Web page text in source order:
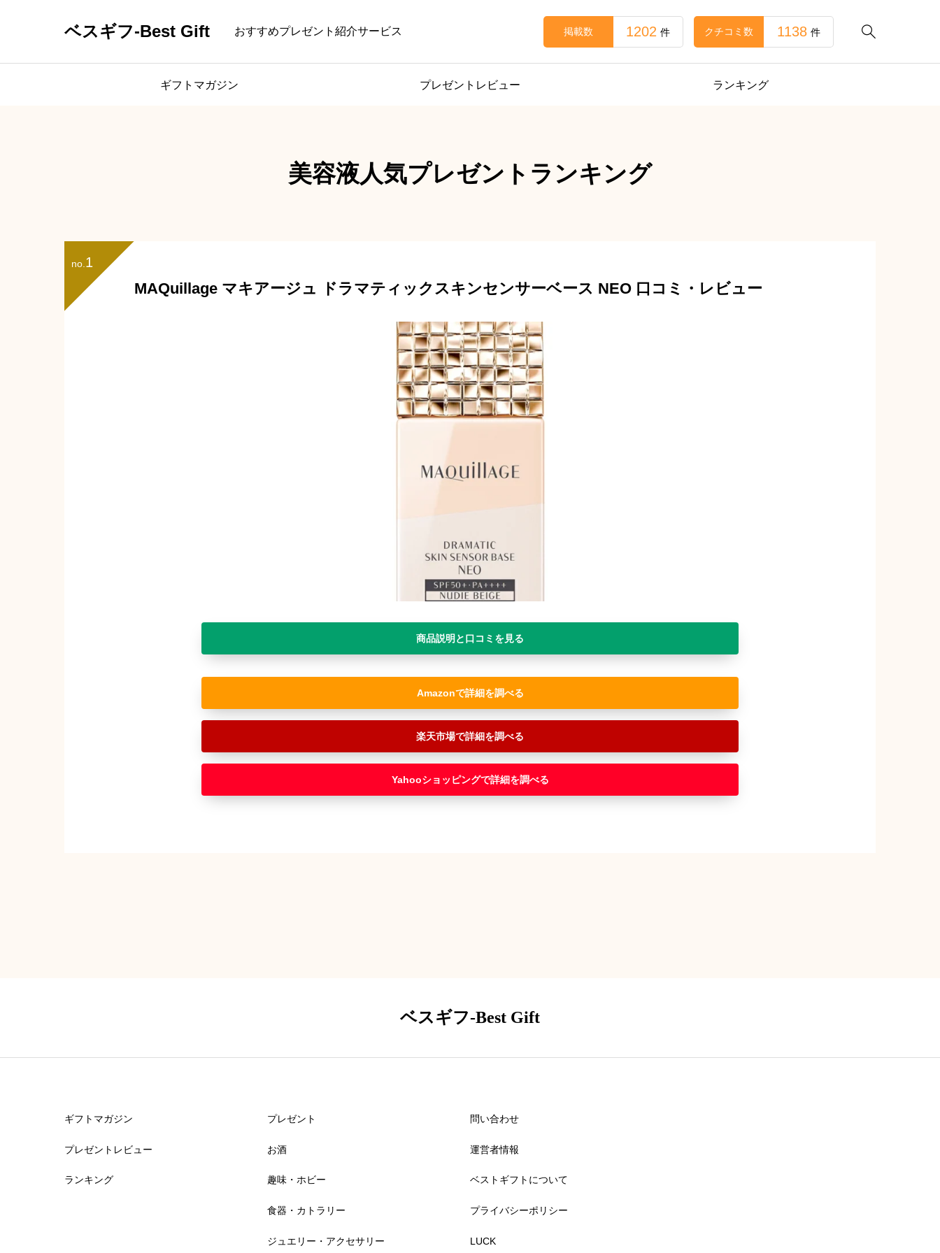
ベスギフ-Best Gift おすすめプレゼント紹介サービス 
掲載数 1202 件 クチコミ数 1138 件
ギフトマガジン プレゼントレビュー ランキング
美容液人気プレゼントランキング
no. 1
MAQuillage マキアージュ ドラマティックスキンセンサーベース NEO 口コミ・レビュー
商品説明と口コミを見る
Amazon
楽天市場
Yahooショッピング
ベスギフ-Best Gift
ギフトマガジン
プレゼントレビュー
ランキング
プレゼント
お酒
趣味・ホビー
食器・カトラリー
ジュエリー・アクセサリー
問い合わせ
運営者情報
ベストギフトについて
プライバシーポリシー
LUCK